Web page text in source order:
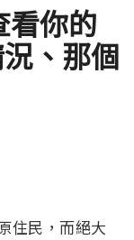
看你的
、那個
住民，而絕大